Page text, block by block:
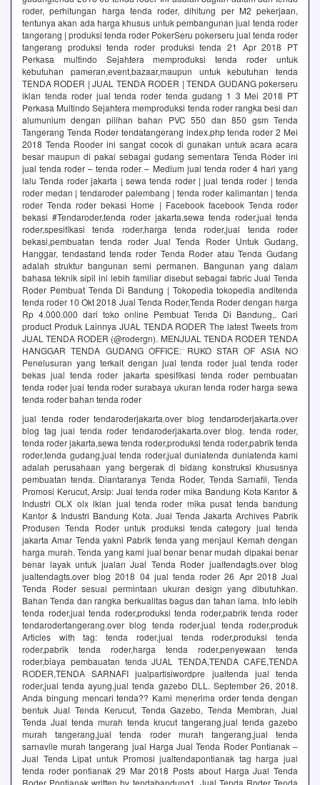
roder, perhitungan harga tenda roder, dihitung per M2 pekerjaan,
tentunya akan ada harga khusus untuk pembangunan jual tenda roder
tangerang | produksi tenda roder PokerSeru pokerseru jual tenda roder
tangerang produksi tenda roder produksi tenda 21 Apr 2018 PT
Perkasa multindo Sejahtera memproduksi tenda roder untuk
kebutuhan pameran,event,bazaar,maupun untuk kebutuhan tenda
TENDA RODER | JUAL TENDA RODER | TENDA GUDANG pokerseru
iklan tenda roder jual tenda roder tenda gudang 1 3 Mei 2018 PT
Perkasa Multindo Sejahtera memproduksi tenda roder rangka besi dan
alumunium dengan pilihan bahan PVC 550 dan 850 gsm Tenda
Tangerang Tenda Roder tendatangerang index.php tenda roder 2 Mei
2018 Tenda Rooder ini sangat cocok di gunakan untuk acara acara
besar maupun di pakai sebagai gudang sementara Tenda Roder ini
jual tenda roder – tenda roder – Medium jual tenda roder 4 hari yang
lalu Tenda roder jakarta | sewa tenda roder | jual tenda roder | tenda
roder medan | tendaroder palembang | tenda roder kalimantan | tenda
roder Tenda roder bekasi Home | Facebook facebook Tenda roder
bekasi #Tendaroder,tenda roder jakarta,sewa tenda roder,jual tenda
roder,spesifikasi tenda roder,harga tenda roder,jual tenda roder
bekasi,pembuatan tenda roder Jual Tenda Roder Untuk Gudang,
Hanggar, tendastand tenda roder Tenda Roder atau Tenda Gudang
adalah struktur bangunan semi permanen. Bangunan yang dalam
bahasa teknik sipil ini lebih familiar disebut sebagai fabric Jual Tenda
Roder Pembuat Tenda Di Bandung | Tokopedia tokopedia anditenda
tenda roder 10 Okt 2018 Jual Tenda Roder,Tenda Roder dengan harga
Rp 4.000.000 dari toko online Pembuat Tenda Di Bandung,. Cari
product Produk Lainnya JUAL TENDA RODER The latest Tweets from
JUAL TENDA RODER (@rodergn). MENJUAL TENDA RODER TENDA
HANGGAR TENDA GUDANG OFFICE: RUKO STAR OF ASIA NO
Penelusuran yang terkait dengan jual tenda roder jual tenda roder
bekas jual tenda roder jakarta spesifikasi tenda roder pembuatan
tenda roder jual tenda roder surabaya ukuran tenda roder harga sewa
tenda roder bahan tenda roder
jual tenda roder tendaroderjakarta.over blog tendaroderjakarta.over
blog tag jual tenda roder tendaroderjakarta.over blog. tenda roder,
tenda roder jakarta,sewa tenda roder,produksi tenda roder,pabrik tenda
roder,tenda gudang,jual tenda roder,jual duniatenda duniatenda kami
adalah perusahaan yang bergerak di bidang konstruksi khususnya
pembuatan tenda. Diantaranya Tenda Roder, Tenda Sarnafil, Tenda
Promosi Kerucut, Arsip: Jual tenda roder mika Bandung Kota Kantor &
Industri OLX olx iklan jual tenda roder mika pusat tenda bandung
Kantor & Industri Bandung Kota. Jual Tenda Jakarta Archives Pabrik
Produsen Tenda Roder untuk produksi tenda category jual tenda
jakarta Amar Tenda yakni Pabrik tenda yang menjaul Kemah dengan
harga murah. Tenda yang kami jual benar benar mudah dipakai benar
benar layak untuk jualan Jual Tenda Roder jualtendagts.over blog
jualtendagts.over blog 2018 04 jual tenda roder 26 Apr 2018 Jual
Tenda Roder sesuai permintaan ukuran design yang dibutuhkan.
Bahan Tenda dan rangka berkualitas bagus dan tahan lama. Info lebih
tenda roder,jual tenda roder,produksi tenda roder,pabrik tenda roder
tendarodertangerang.over blog tenda roder,jual tenda roder,produk
Articles with tag: tenda roder,jual tenda roder,produksi tenda
roder,pabrik tenda roder,harga tenda roder,penyewaan tenda
roder,biaya pembauatan tenda JUAL TENDA,TENDA CAFE,TENDA
RODER,TENDA SARNAFI jualpartisiwordpre jualtenda jual tenda
roder,jual tenda ayung.jual tenda gazebo DLL. September 26, 2018.
Anda bingung mencari tenda?? Kami menerima order tenda dengan
bentuk Jual Tenda Kerucut, Tenda Gazebo, Tenda Membran, Jual
Tenda Jual tenda murah tenda krucut tangerang,jual tenda gazebo
murah tangerang,jual tenda roder murah tangerang,jual tenda
sarnavile murah tangerang jual Harga Jual Tenda Roder Pontianak –
Jual Tenda Lipat untuk Promosi jualtendapontianak tag harga jual
tenda roder pontianak 29 Mar 2018 Posts about Harga Jual Tenda
Roder Pontianak written by tendabandung1. Jual Tenda Roder Tenda